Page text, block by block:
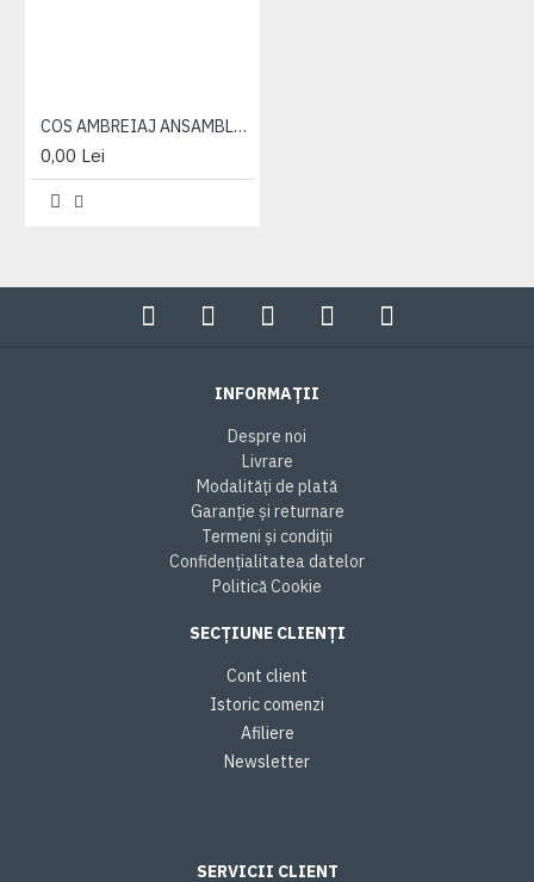
COS AMBREIAJ ANSAMBLU 572-952
0,00 Lei
INFORMAȚII
Despre noi
Livrare
Modalități de plată
Garanție și returnare
Termeni și condiții
Confidențialitatea datelor
Politică Cookie
SECȚIUNE CLIENȚI
Cont client
Istoric comenzi
Afiliere
Newsletter
SERVICII CLIENT